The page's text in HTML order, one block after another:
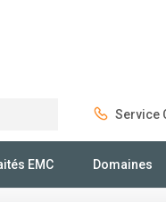
Service
EMC Domaines